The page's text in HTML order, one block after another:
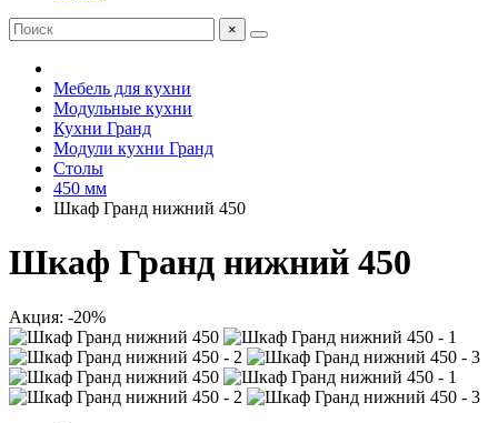
×
Мебель для кухни
Модульные кухни
Кухни Гранд
Модули кухни Гранд
Столы
450 мм
Шкаф Гранд нижний 450
Шкаф Гранд нижний 450
Акция: -20%